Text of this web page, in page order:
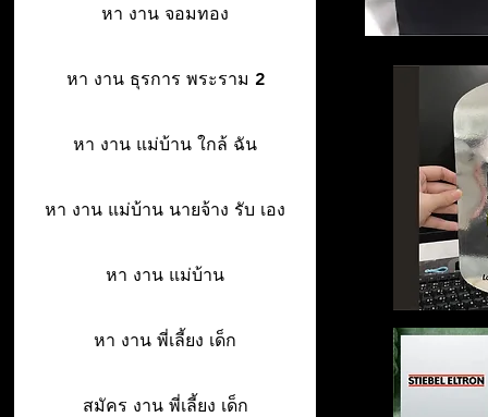
หา งาน จอมทอง
หา งาน ธุรการ พระราม 2
หา งาน แม่บ้าน ใกล้ ฉัน
หา งาน แม่บ้าน นายจ้าง รับ เอง
หา งาน แม่บ้าน
หา งาน พี่เลี้ยง เด็ก
สมัคร งาน พี่เลี้ยง เด็ก